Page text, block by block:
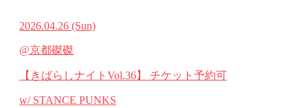
2026.04.26 (Sun)
@京都磔磔
【きばらしナイトVol.36】 チケット予約可
w/ STANCE PUNKS